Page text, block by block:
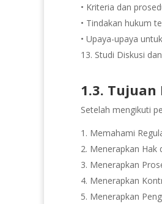
• Kriteria dan
• Tindakan hukum
• Upaya-upaya
Studi Diskusi
1.3.
Setelah mengikuti
Memahami
Menerapkan Hak
Menerapkan
Menerapkan
Menerapkan